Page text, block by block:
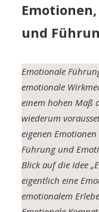
und
Emotionale
emotionale
einem hohen Maß
wiederum
eigenen
Führung und
Blick auf die Idee
eigentlich eine
emotionalem